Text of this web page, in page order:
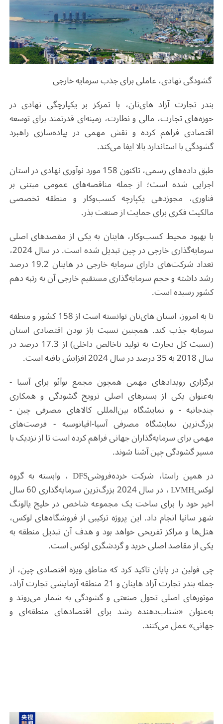
گشودگی نهادی، عاملی برای جذب سرمایه خارجی
بندر تجارت آزاد های‌نان، با تمرکز بر یکپارچگی نهادی در
حوزه‌های تجارت، مالی و نظارت، زمینه‌ای قدرتمند برای توسعه
اقتصادی فراهم کرده و نقش مهمی در پیاده‌سازی راهبرد
گشودگی با استاندارد بالا ایفا می‌کند.
طبق داده‌های رسمی، تاکنون 158 مورد نوآوری نهادی در استان
اجرایی شده است؛ از جمله مناقصه‌های عمومی مبتنی بر
فناوری، مجوزدهی یکپارچه کسب‌وکار و منطقه تخصصی
مالکیت فکری برای حمایت از صنعت بذر.
با بهبود محیط کسب‌وکار، هاینان به یکی از مقصدهای اصلی
سرمایه‌گذاری خارجی در چین تبدیل شده است. در سال 2024،
تعداد شرکت‌های دارای سرمایه خارجی در هاینان 19.2 درصد
رشد داشته و حجم سرمایه‌گذاری مستقیم خارجی آن به رتبه دهم
کشور رسیده است.
تا به امروز، استان های‌نان توانسته است از 158 کشور و منطقه
سرمایه جذب کند. همچنین نسبت باز بودن اقتصادی استان
(نسبت کل تجارت به تولید ناخالص داخلی) از 17.3 درصد در
سال 2018 به 35 درصد در سال 2024 افزایش یافته است
.
برگزاری رویدادهای مهمی همچون مجمع بوآئو برای آسیا -
به‌عنوان یکی از بسترهای اصلی ترویج گشودگی و همکاری
چندجانبه - و نمایشگاه بین‌المللی کالاهای مصرفی چین -
بزرگ‌ترین نمایشگاه مصرفی آسیا-اقیانوسیه - فرصت‌های
مهمی برای سرمایه‌گذاران جهانی فراهم کرده است تا از نزدیک با
مسیر گشودگی چین آشنا شوند.
در همین راستا، شرکت خرده‌فروشیDFS ، وابسته به گروه
لوکسLVMH
، در سال 2024 بزرگ‌ترین سرمایه‌گذاری 60 سال
اخیر خود را برای ساخت یک مجموعه شاخص در خلیج یالونگ
شهر سانیا انجام داد. این پروژه ترکیبی از فروشگاه‌های لوکس،
هتل‌ها و مراکز تفریحی خواهد بود و هدف آن تبدیل منطقه به
یکی از مقاصد اصلی خرید و گردشگری لوکس است.
چی فولین در پایان تاکید کرد که مناطق ویژه اقتصادی چین، از
جمله بندر تجارت آزاد هاینان و 21 منطقه آزمایشی تجارت آزاد،
موتورهای اصلی تحول صنعتی و گشودگی به شمار می‌روند و
به‌عنوان «شتاب‌دهنده رشد برای اقتصادهای منطقه‌ای و
جهانی» عمل می‌کنند.